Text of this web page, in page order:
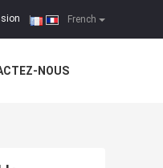
French
|
NOUS